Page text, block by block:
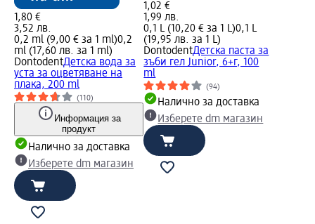
1,80 €
3,52 лв.
0,2 ml (9,00 € за 1 ml)0,2
ml (17,60 лв. за 1 ml)
DontodentДетска вода за
уста за оцветяване на
плака, 200 ml
(110)
Информация за
продукт
Налично за доставка
Изберете dm магазин
1,02 €
1,99 лв.
0,1 L (10,20 € за 1 L)0,1 L
(19,95 лв. за 1 L)
DontodentДетска паста за
зъби гел Junior, 6+г, 100
ml
(94)
Налично за доставка
Изберете dm магазин